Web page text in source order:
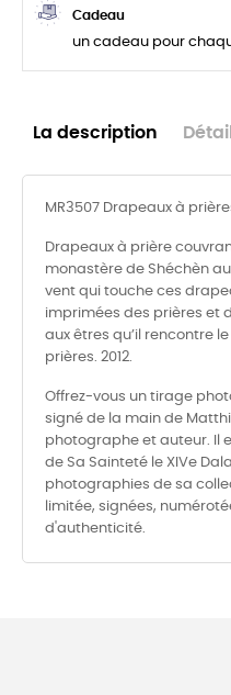
Cadeau
un cadeau pour
La description
MR3507 Drapeaux à
Drapeaux à prière
monastère de Shéchèn au
vent qui touche ces
imprimées des prières et
aux êtres qu’il rencontre
prières. 2012.
Offrez-vous un tirage
signé de la main de
photographe et auteur. Il
de Sa Sainteté le XIVe
photographies de sa
limitée, signées,
d'authenticité.